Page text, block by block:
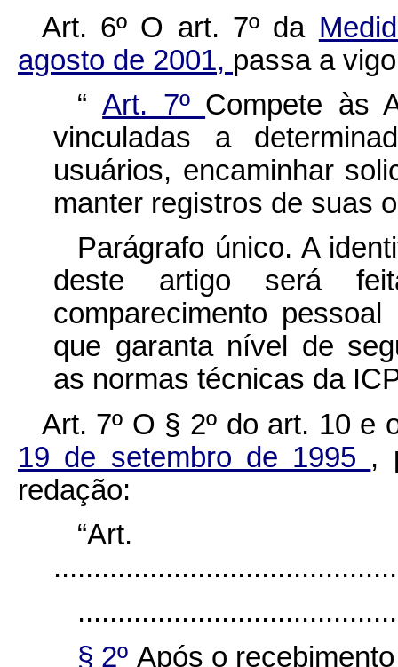
Art. 6º O art. 7º da
agosto de 2001, passa a
“Art. 7º Compete às
vinculadas a
usuários, encaminhar
manter registros de suas
Parágrafo único. A
deste artigo será
comparecimento
que garanta nível de
as normas técnicas da
Art. 7º O § 2º do art. 10 e
19 de setembro de 1995 ,
redação:
§ 2º Após o